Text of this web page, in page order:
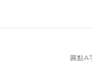
圓點A